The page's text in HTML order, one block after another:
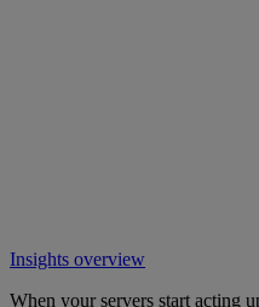
Insights overview
When your servers start acting